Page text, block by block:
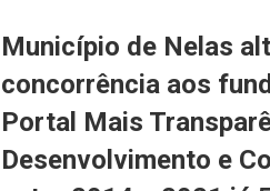
Município de Nelas
concorrência aos
Portal Mais
Desenvolvimento e